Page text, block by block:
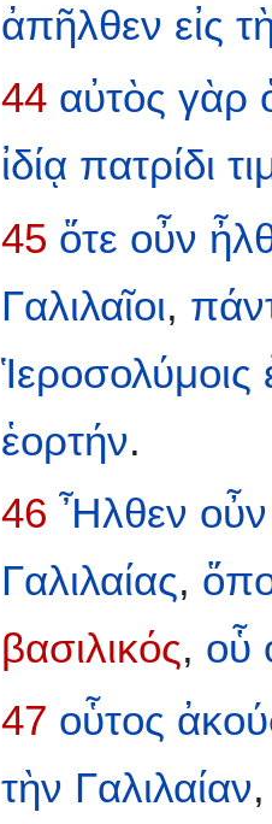
ἀπῆλθεν εἰς
44 αὐτὸς γὰρ
ἰδίᾳ πατρίδι
45 ὅτε οὖν
Γαλιλαῖοι,
Ἱεροσολύμοις
ἑορτήν.
46 Ἦλθεν οὖν
Γαλιλαίας,
βασιλικός, οὗ
47 οὗτος
τὴν Γαλιλαίαν